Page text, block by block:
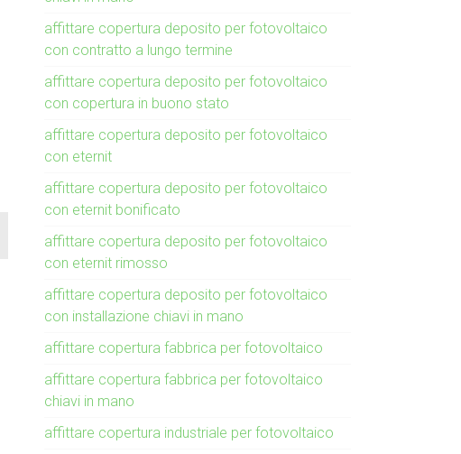
affittare copertura deposito per fotovoltaico
con contratto a lungo termine
affittare copertura deposito per fotovoltaico
con copertura in buono stato
affittare copertura deposito per fotovoltaico
con eternit
affittare copertura deposito per fotovoltaico
con eternit bonificato
affittare copertura deposito per fotovoltaico
con eternit rimosso
affittare copertura deposito per fotovoltaico
con installazione chiavi in mano
affittare copertura fabbrica per fotovoltaico
affittare copertura fabbrica per fotovoltaico
chiavi in mano
affittare copertura industriale per fotovoltaico